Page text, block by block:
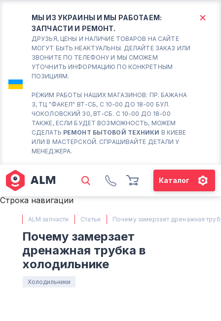
МЫ ИЗ УКРАИНЫ И МЫ РАБОТАЕМ:
ЗАПЧАСТИ И РЕМОНТ.
ДРУЗЬЯ, ЦЕНЫ И НАЛИЧИЕ ТОВАРОВ НА САЙТЕ
МОГУТ БЫТЬ НЕАКТУАЛЬНЫ. ДЕЛАЙТЕ ЗАКАЗ ИЛИ
ЗВОНИТЕ ПО ТЕЛЕФОНУ И МЫ СМОЖЕМ
УТОЧНИТЬ ИНФОРМАЦИЮ ПО КОНКРЕТНЫМ
ПОЗИЦИЯМ.
РЕЖИМ РАБОТЫ НАШИХ МАГАЗИНОВ: ПР. БАЖАНА
3, ТЦ "ФАКЕЛ" ВТ-СБ, С 10-00 ДО 18-00 БУЛ.
ЧОКОЛОВСКИЙ 30, ВТ-СБ. С 10-00 ДО 18-00
ТАКЖЕ, ЕСЛИ БУДЕТ ВОЗМОЖНОСТЬ, МОЖЕМ
СДЕЛАТЬ РЕМОНТ БЫТОВОЙ ТЕХНИКИ В КИЕВЕ
ИЛИ В МАСТЕРСКОЙ. СПРАШИВАЙТЕ ДЕТАЛИ У
МЕНЕДЖЕРА.
Каталог
КИЕВ БОРИСПОЛЬ
Вт.- Сб.
10:00 - 18:00
Соломенский район - ВТ-
СБ. с 10-00 до 18-00
(098) 672 76 42
(063) 722 37 14
М. ХАРЬКОВСКАЯ - ВТ-СБ, С
10-00 ДО 18-00
(063) 527 27 00
(044) 332 76 42
КАРТА
Строка навигации
ALM запчасти Статьи Почему замерзает дренажная
Почему замерзает
дренажная трубка в
холодильнике
Холодильники